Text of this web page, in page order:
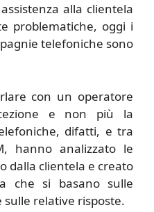
alla clientela
problematiche, oggi i
telefoniche sono
con un operatore
e non più la
difatti, e tra
hanno analizzato le
dalla clientela e creato
che si basano sulle
relative risposte.